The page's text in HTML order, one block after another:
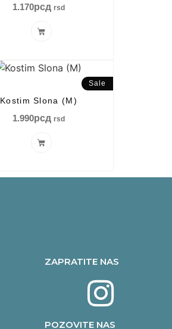
1.170рсд rsd
Sale
Kostim Slona (M)
1.990рсд rsd
ZAPRATITE NAS
POZOVITE NAS